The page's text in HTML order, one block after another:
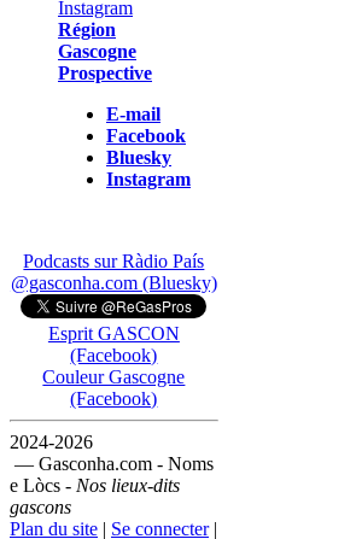
Région
Gascogne
Prospective
E-mail
Facebook
Bluesky
Instagram
Podcasts sur Ràdio País
@gasconha.com (Bluesky)
Esprit GASCON
(Facebook)
Couleur Gascogne
(Facebook)
2024-2026
— Gasconha.com - Noms
e Lòcs - Nos lieux-dits
gascons
Plan du site | Se connecter|